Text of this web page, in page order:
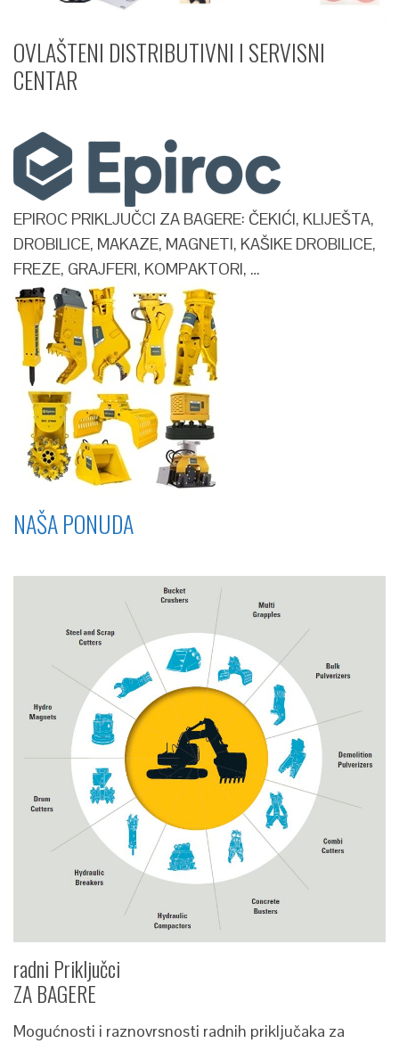
OVLAŠTENI DISTRIBUTIVNI I SERVISNI
CENTAR​
EPIROC PRIKLJUČCI ZA BAGERE: ČEKIĆI, KLIJEŠTA,
DROBILICE, MAKAZE, MAGNETI, KAŠIKE DROBILICE,
FREZE, GRAJFERI, KOMPAKTORI, …
NAŠA PONUDA
radni Priključci
ZA BAGERE
Mogućnosti i raznovrsnosti radnih priključaka za